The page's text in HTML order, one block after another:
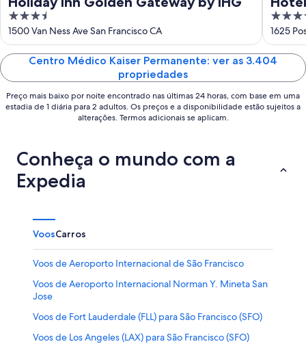
3.5
out
of
5
1500 Van Ness Ave San Francisco CA
4
out
of
5
1625
Centro Médico Kaiser Permanente: ver as 3.404
propriedades
Preço mais baixo por noite encontrado nas últimas 24 horas, com base em uma
estadia de 1 diária para 2 adultos. Os preços e a disponibilidade estão sujeitos a
alterações. Termos adicionais se aplicam.
Conheça o mundo com a
Expedia
VoosCarros
Voos de Aeroporto Internacional de São Francisco
Voos de Aeroporto Internacional Norman Y. Mineta San
Jose
Voos de Fort Lauderdale (FLL) para São Francisco (SFO)
Voos de Los Angeles (LAX) para São Francisco (SFO)